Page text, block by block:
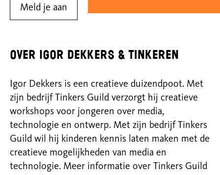
Meld je aan
Over Igor Dekkers & Tinkeren
Igor Dekkers is een creatieve duizendpoot. Met
zijn bedrijf Tinkers Guild verzorgt hij creatieve
workshops voor jongeren over media,
technologie en ontwerp. Met zijn bedrijf Tinkers
Guild wil hij kinderen kennis laten maken met de
creatieve mogelijkheden van media en
technologie. Meer informatie over Tinkers Guild